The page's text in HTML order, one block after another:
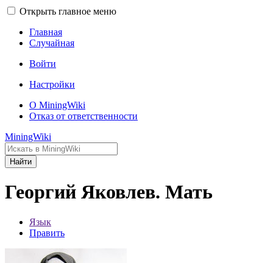
Открыть главное меню
Главная
Случайная
Войти
Настройки
О MiningWiki
Отказ от ответственности
MiningWiki
Найти
Георгий Яковлев. Мать
Язык
Править